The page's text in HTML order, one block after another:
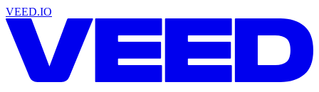
VEED.IO